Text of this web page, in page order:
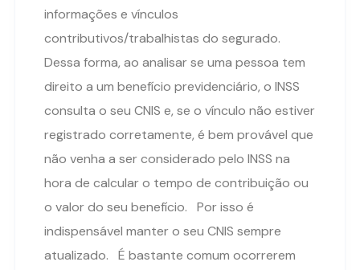
informações e vínculos
contributivos/trabalhistas do segurado.
Dessa forma, ao analisar se uma pessoa tem
direito a um benefício previdenciário, o INSS
consulta o seu CNIS e, se o vínculo não estiver
registrado corretamente, é bem provável que
não venha a ser considerado pelo INSS na
hora de calcular o tempo de contribuição ou
o valor do seu benefício. Por isso é
indispensável manter o seu CNIS sempre
atualizado. É bastante comum ocorrerem